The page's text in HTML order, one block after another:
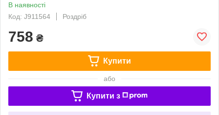
В наявності
Код: J911564
Роздріб
758 ₴
Купити
або
Купити з